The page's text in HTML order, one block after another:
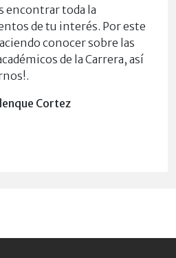
encontrar toda la
de tu interés. Por este
conocer sobre las
de la Carrera, así
Cortez